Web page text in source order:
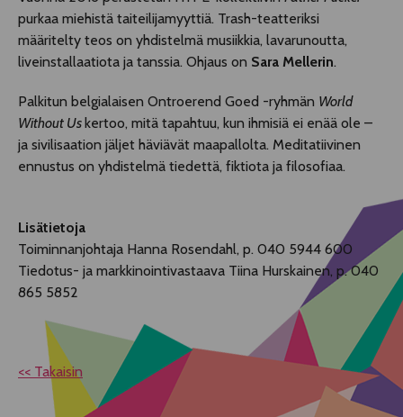
purkaa miehistä taiteilijamyyttiä. Trash-teatteriksi
määritelty teos on yhdistelmä musiikkia, lavarunoutta,
liveinstallaatiota ja tanssia. Ohjaus on Sara Mellerin.
Palkitun belgialaisen Ontroerend Goed -ryhmän World
Without Uskertoo, mitä tapahtuu, kun ihmisiä ei enää ole –
ja sivilisaation jäljet häviävät maapallolta. Meditatiivinen
ennustus on yhdistelmä tiedettä, fiktiota ja filosofiaa.
Lisätietoja
Toiminnanjohtaja Hanna Rosendahl, p. 040 5944 600
Tiedotus- ja markkinointivastaava Tiina Hurskainen, p. 040
865 5852
<< Takaisin